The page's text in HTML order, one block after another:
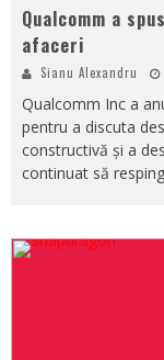
Qualcomm a
afaceri
Sianu Alexandru
Qualcomm Inc a
pentru a discuta
constructivă și a
continuat să